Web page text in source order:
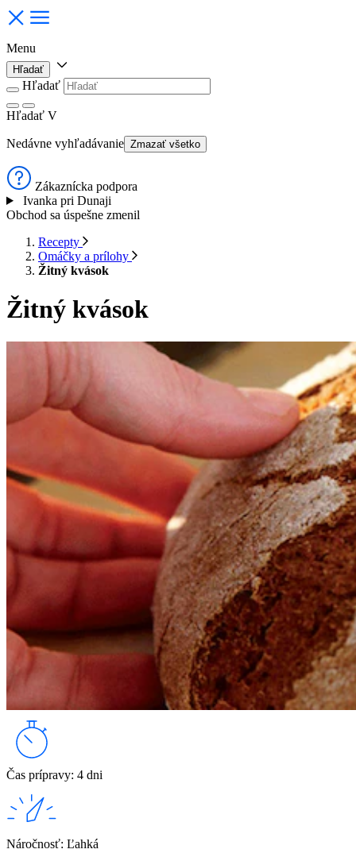
Menu
Hľadať
Hľadať
Hľadať V
Nedávne vyhľadávanie Zmazať všetko
Zákaznícka podpora
Ivanka pri Dunaji
Obchod sa úspešne zmenil
Recepty
Omáčky a prílohy
Žitný kvások
Žitný kvások
Čas prípravy: 4 dni
Náročnosť: Ľahká